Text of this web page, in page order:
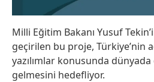
Milli Eğitim Bakanı Yusuf
geçirilen bu proje, Türkiye’nin
yazılımlar konusunda
gelmesini hedefliyor.